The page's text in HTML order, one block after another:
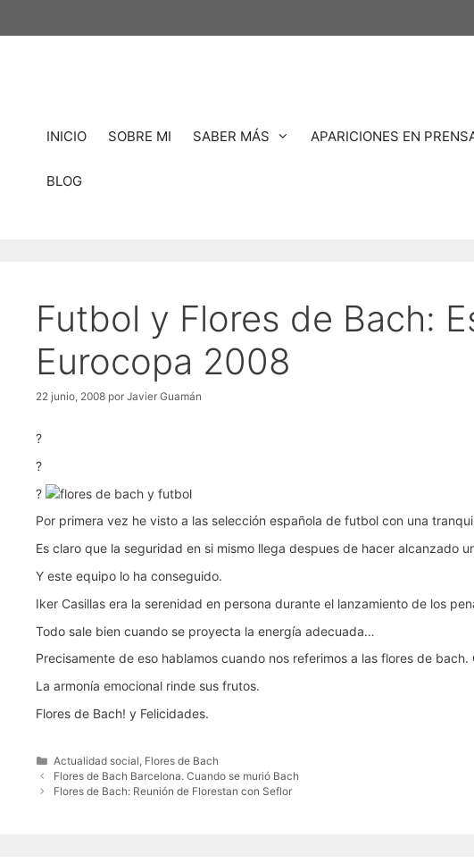
INICIO SOBRE MI SABER MÁS APARICIONES EN
BLOG
Futbol y Flores de Bach:
Eurocopa 2008
22 junio, 2008 por Javier Guamán
?
?
?
Por primera vez he visto a las selección española de futbol con una
Es claro que la seguridad en si mismo llega despues de hacer alcanzado
Y este equipo lo ha conseguido.
Iker Casillas era la serenidad en persona durante el lanzamiento de los
Todo sale bien cuando se proyecta la energía adecuada…
Precisamente de eso hablamos cuando nos referimos a las flores de
La armonía emocional rinde sus frutos.
Flores de Bach! y Felicidades.
Categorías
Actualidad social Flores de Bach
Flores de Bach Barcelona. Cuando se murió Bach
Flores de Bach: Reunión de Florestan con Seflor